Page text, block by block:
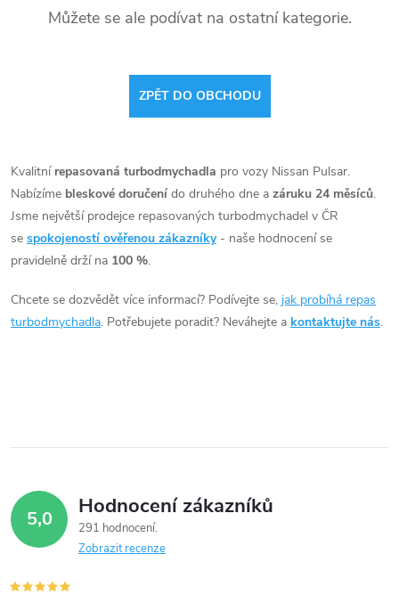
Můžete se ale podívat na ostatní kategorie.
ZPĚT DO OBCHODU
Kvalitní repasovaná turbodmychadla pro vozy Nissan Pulsar.
Nabízíme bleskové doručení do druhého dne a záruku 24 měsíců.
Jsme největší prodejce repasovaných turbodmychadel v ČR
se spokojeností ověřenou zákazníky - naše hodnocení se
pravidelně drží na 100 %.
Chcete se dozvědět více informací? Podívejte se, jak probíhá repas
turbodmychadla. Potřebujete poradit? Neváhejte a kontaktujte nás.
5,0 Hodnocení zákazníků
291 hodnocení
Zobrazit recenze